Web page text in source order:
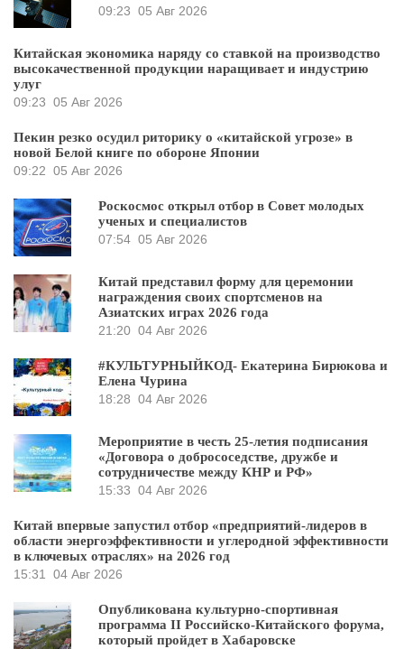
09:23 05 Авг 2026
Китайская экономика наряду со ставкой на производство
высокачественной продукции наращивает и индустрию
улуг
09:23 05 Авг 2026
Пекин резко осудил риторику о «китайской угрозе» в
новой Белой книге по обороне Японии
09:22 05 Авг 2026
Роскосмос открыл отбор в Совет молодых
ученых и специалистов
07:54 05 Авг 2026
Китай представил форму для церемонии
награждения своих спортсменов на
Азиатских играх 2026 года
21:20 04 Авг 2026
#КУЛЬТУРНЫЙКОД- Екатерина Бирюкова и
Елена Чурина
18:28 04 Авг 2026
Мероприятие в честь 25-летия подписания
«Договора о добрососедстве, дружбе и
сотрудничестве между КНР и РФ»
15:33 04 Авг 2026
Китай впервые запустил отбор «предприятий-лидеров в
области энергоэффективности и углеродной эффективности
в ключевых отраслях» на 2026 год
15:31
04 Авг 2026
Опубликована культурно-спортивная
программа II Российско-Китайского форума,
который пройдет в Хабаровске